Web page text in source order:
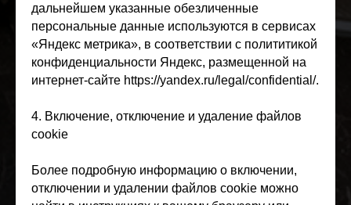
дальнейшем указанные обезличенные
персональные данные используются в сервисах
«Яндекс метрика», в соответствии с полититикой
конфиденциальности Яндекс, размещенной на
интернет-сайте https://yandex.ru/legal/confidential/.
4. Включение, отключение и удаление файлов
cookie
Более подробную информацию о включении,
отключении и удалении файлов cookie можно